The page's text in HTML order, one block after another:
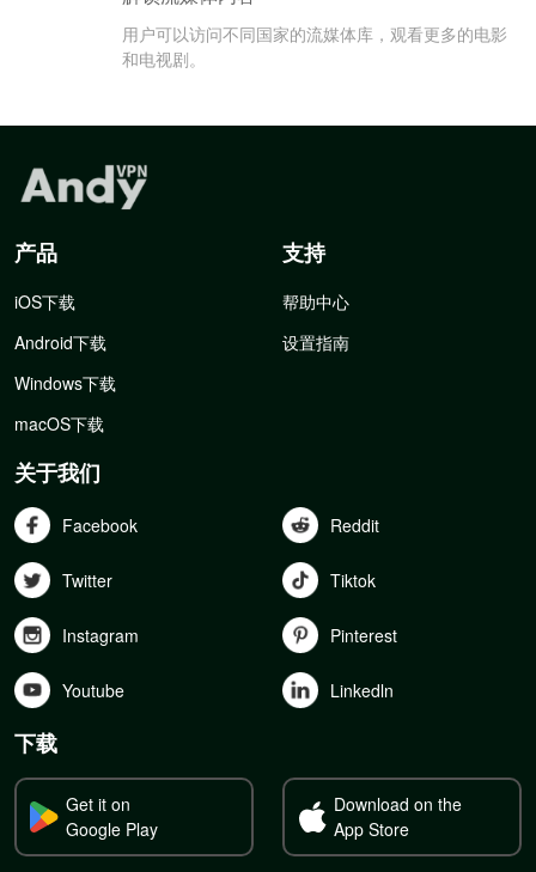
用户可以访问不同国家的流媒体库，观看更多的电影
和电视剧。
产品
iOS下载
Android下载
Windows下载
macOS下载
支持
帮助中心
设置指南
关于我们
Facebook Reddit
Twitter Tiktok
Instagram Pinterest
Youtube Linkedln
下载
Get it on
Google Play
Download on the
App Store